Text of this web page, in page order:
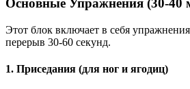
Основные Упражнения (30-40
Этот блок включает в себя
перерыв 30-60 секунд.
1. Приседания (для ног и ягодиц)